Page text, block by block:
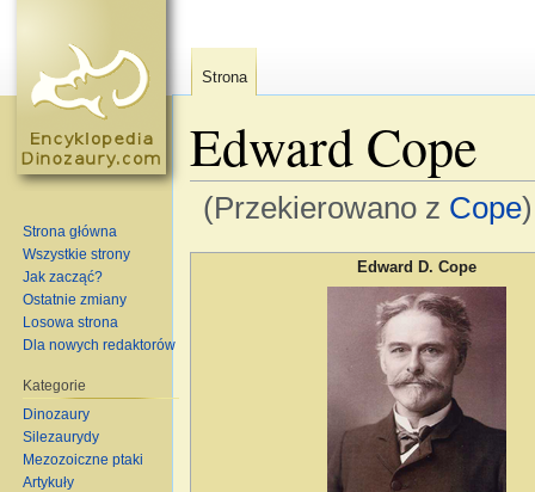
Edward Cope
(Przekierowano z Cope)
Edward D. Cope
Strona
Strona główna
Wszystkie strony
Jak zacząć?
Ostatnie zmiany
Losowa strona
Dla nowych redaktorów
Kategorie
Dinozaury
Silezaurydy
Mezozoiczne ptaki
Artykuły